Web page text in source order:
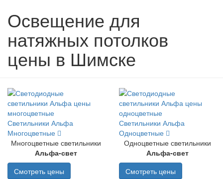
Освещение для
натяжных потолков
цены в Шимске
Светильники Альфа
Многоцветные
Многоцветные светильники
Альфа-свет
Смотреть цены
Светильники Альфа
Одноцветные
Одноцветные светильники
Альфа-свет
Смотреть цены